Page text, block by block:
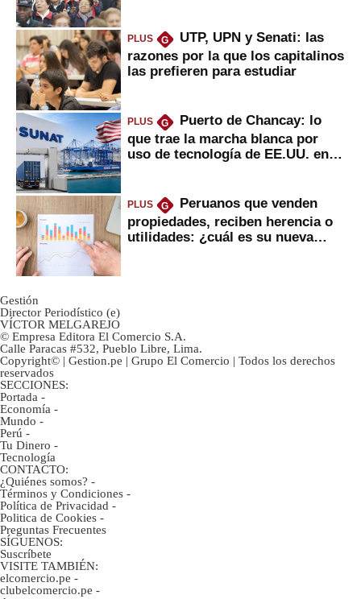
PLUS G
UTP, UPN y Senati: las
razones por la que los capitalinos
las prefieren para estudiar
PLUS G
Puerto de Chancay: lo
que trae la marcha blanca por
uso de tecnología de EE.UU. en
PLUS G
Peruanos que venden
propiedades, reciben herencia o
utilidades: ¿cuál es su nueva
Gestión
Director Periodístico (e)
VÍCTOR MELGAREJO
© Empresa Editora El Comercio S.A.
Calle Paracas #532, Pueblo Libre, Lima.
Copyright© | Gestion.pe | Grupo El Comercio | Todos los derechos
reservados
SECCIONES:
Portada -
Economía -
Mundo -
Perú -
Tu Dinero -
Tecnología
CONTACTO:
¿Quiénes somos? -
Términos y Condiciones -
Política de Privacidad -
Politica de Cookies -
Preguntas Frecuentes
SÍGUENOS:
Suscríbete
VISITE TAMBIÉN:
elcomercio.pe -
clubelcomercio.pe -